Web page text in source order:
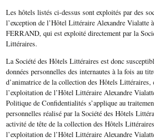
Les hôtels listés ci-dessus sont exploités par des
l’exception de l’Hôtel Littéraire Alexandre Vialatte
FERRAND, qui est exploité directement par la
Littéraires.
La Société des Hôtels Littéraires est donc
données personnelles des internautes à la fois au
d’animatrice de la collection des Hôtels Littéraires,
l’exploitation de l’Hôtel Littéraire Alexandre
Politique de Confidentialités s’applique au
personnelles réalisé par la Société des Hôtels
activité de tête de la collection des Hôtels
l’exploitation de l’Hôtel Littéraire Alexandre